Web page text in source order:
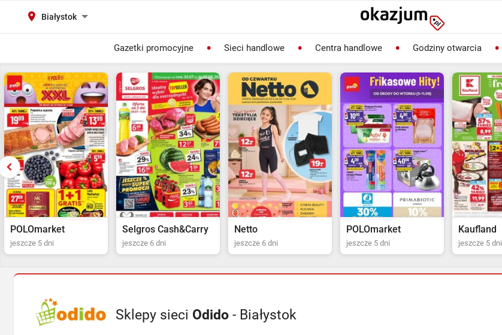
Białystok
Gazetki promocyjne Sieci handlowe Centra handlowe Godziny otwarcia
Selgros Cash&Carry
jeszcze 6 dni
Netto
jeszcze 6 dni
POLOmarket
jeszcze 5 dni
Kaufland
jeszcze 5 dni
Biedronka
jeszcze 2 dni
Sklepy sieci Odido - Białystok